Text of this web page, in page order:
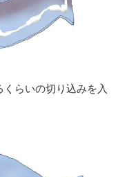
らいの切り込みを入